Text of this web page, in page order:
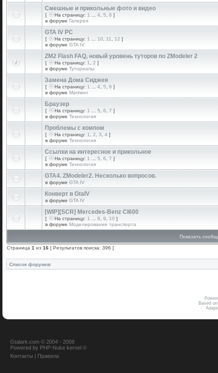
Смешные и прикольные фото и видео
[ На страницу: 1 4 5 6 ]
в форуме Галерея
GTA IV PC
[ На страницу: 1 10 11 12 ]
в форуме GTA IV
ZM2 Flash FAQ, новый уровень туторов по ZModeler 2
[ На страницу: 1 2 ]
в форуме Туториалы
Замена Дома Сиджея
[ На страницу: 1 4 5 6 ]
в форуме Маппинг
Браузер
[ На страницу: 1 5 6 7 ]
в форуме Технология
Проблемы с компом
[ На страницу: 1 2 3 4 ]
в форуме Технология
Ссылки на интересное и прикольное
[ На страницу: 1 5 6 7 ]
в форуме Технология
GTA4. ZModeler2. Несколько вопросов.
в форуме GTA IV
Конверт в GtaIV
в форуме GTA IV
[WIP][SCR] Mercedes-Benz Cl600
[ На страницу: 1 8 9 10 ]
в форуме Моделирование транспорта
Показать
Страница 1 из 16 [ Результатов поиска: 396 ]
Список форумов
Based
Gtalark.com © 2004 - 2008
Powered by PHP-Nuke kernel ©
Контакты | Правила